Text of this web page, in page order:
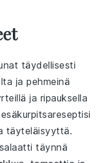
täydellisesti
ja pehmeinä
ja ripauksella
täyteläisyyttä.
täynnä